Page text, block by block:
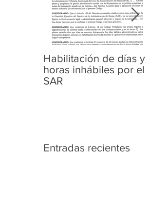
Habilitación de días y
horas inhábiles por el
SAR
Entradas recientes